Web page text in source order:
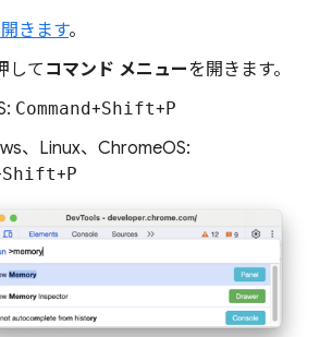
きます。
して コマンド メニューを開きます。
Command+Shift+P
、Linux、ChromeOS:
Shift+P